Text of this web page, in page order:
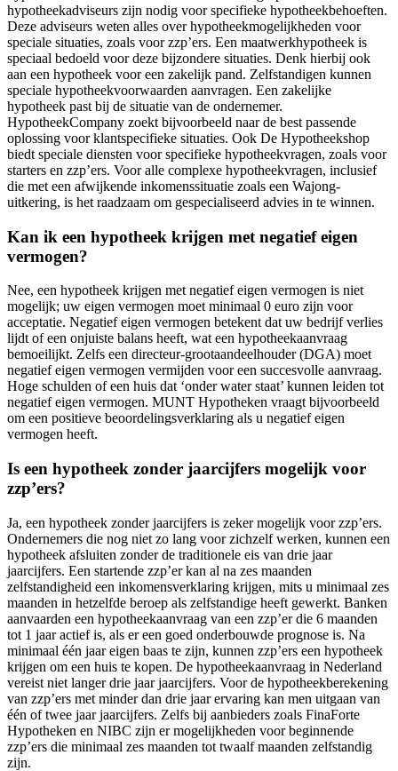
hypotheekadviseurs zijn nodig voor specifieke hypotheekbehoeften.
Deze adviseurs weten alles over hypotheekmogelijkheden voor
speciale situaties, zoals voor zzp’ers. Een maatwerkhypotheek is
speciaal bedoeld voor deze bijzondere situaties. Denk hierbij ook
aan een hypotheek voor een zakelijk pand. Zelfstandigen kunnen
speciale hypotheekvoorwaarden aanvragen. Een zakelijke
hypotheek past bij de situatie van de ondernemer.
HypotheekCompany zoekt bijvoorbeeld naar de best passende
oplossing voor klantspecifieke situaties. Ook De Hypotheekshop
biedt speciale diensten voor specifieke hypotheekvragen, zoals voor
starters en zzp’ers. Voor alle complexe hypotheekvragen, inclusief
die met een afwijkende inkomenssituatie zoals een Wajong-
uitkering, is het raadzaam om gespecialiseerd advies in te winnen.
Kan ik een hypotheek krijgen met negatief eigen
vermogen?
Nee, een hypotheek krijgen met negatief eigen vermogen is niet
mogelijk; uw eigen vermogen moet minimaal 0 euro zijn voor
acceptatie. Negatief eigen vermogen betekent dat uw bedrijf verlies
lijdt of een onjuiste balans heeft, wat een hypotheekaanvraag
bemoeilijkt. Zelfs een directeur-grootaandeelhouder (DGA) moet
negatief eigen vermogen vermijden voor een succesvolle aanvraag.
Hoge schulden of een huis dat ‘onder water staat’ kunnen leiden tot
negatief eigen vermogen. MUNT Hypotheken vraagt bijvoorbeeld
om een positieve beoordelingsverklaring als u negatief eigen
vermogen heeft.
Is een hypotheek zonder jaarcijfers mogelijk voor
zzp’ers?
Ja, een hypotheek zonder jaarcijfers is zeker mogelijk voor zzp’ers.
Ondernemers die nog niet zo lang voor zichzelf werken, kunnen een
hypotheek afsluiten zonder de traditionele eis van drie jaar
jaarcijfers. Een startende zzp’er kan al na zes maanden
zelfstandigheid een inkomensverklaring krijgen, mits u minimaal zes
maanden in hetzelfde beroep als zelfstandige heeft gewerkt. Banken
aanvaarden een hypotheekaanvraag van een zzp’er die 6 maanden
tot 1 jaar actief is, als er een goed onderbouwde prognose is. Na
minimaal één jaar eigen baas te zijn, kunnen zzp’ers een hypotheek
krijgen om een huis te kopen. De hypotheekaanvraag in Nederland
vereist niet langer drie jaar jaarcijfers. Voor de hypotheekberekening
van zzp’ers met minder dan drie jaar ervaring kan men uitgaan van
één of twee jaar jaarcijfers. Zelfs bij aanbieders zoals FinaForte
Hypotheken en NIBC zijn er mogelijkheden voor beginnende
zzp’ers die minimaal zes maanden tot twaalf maanden zelfstandig
zijn.